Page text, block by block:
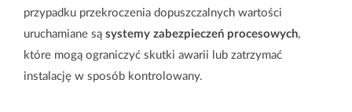
przypadku przekroczenia dopuszczalnych wartości
uruchamiane są systemy zabezpieczeń procesowych,
które mogą ograniczyć skutki awarii lub zatrzymać
instalację w sposób kontrolowany.